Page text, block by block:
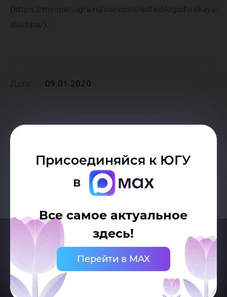
Югре!
Присоединяйся к ЮГУ
в
Все самое актуальное
здесь!
Перейти в MAX
( https://myopenugra.ru/services/sotsiologicheskaya-
sluzhba/) .
09.01.2020